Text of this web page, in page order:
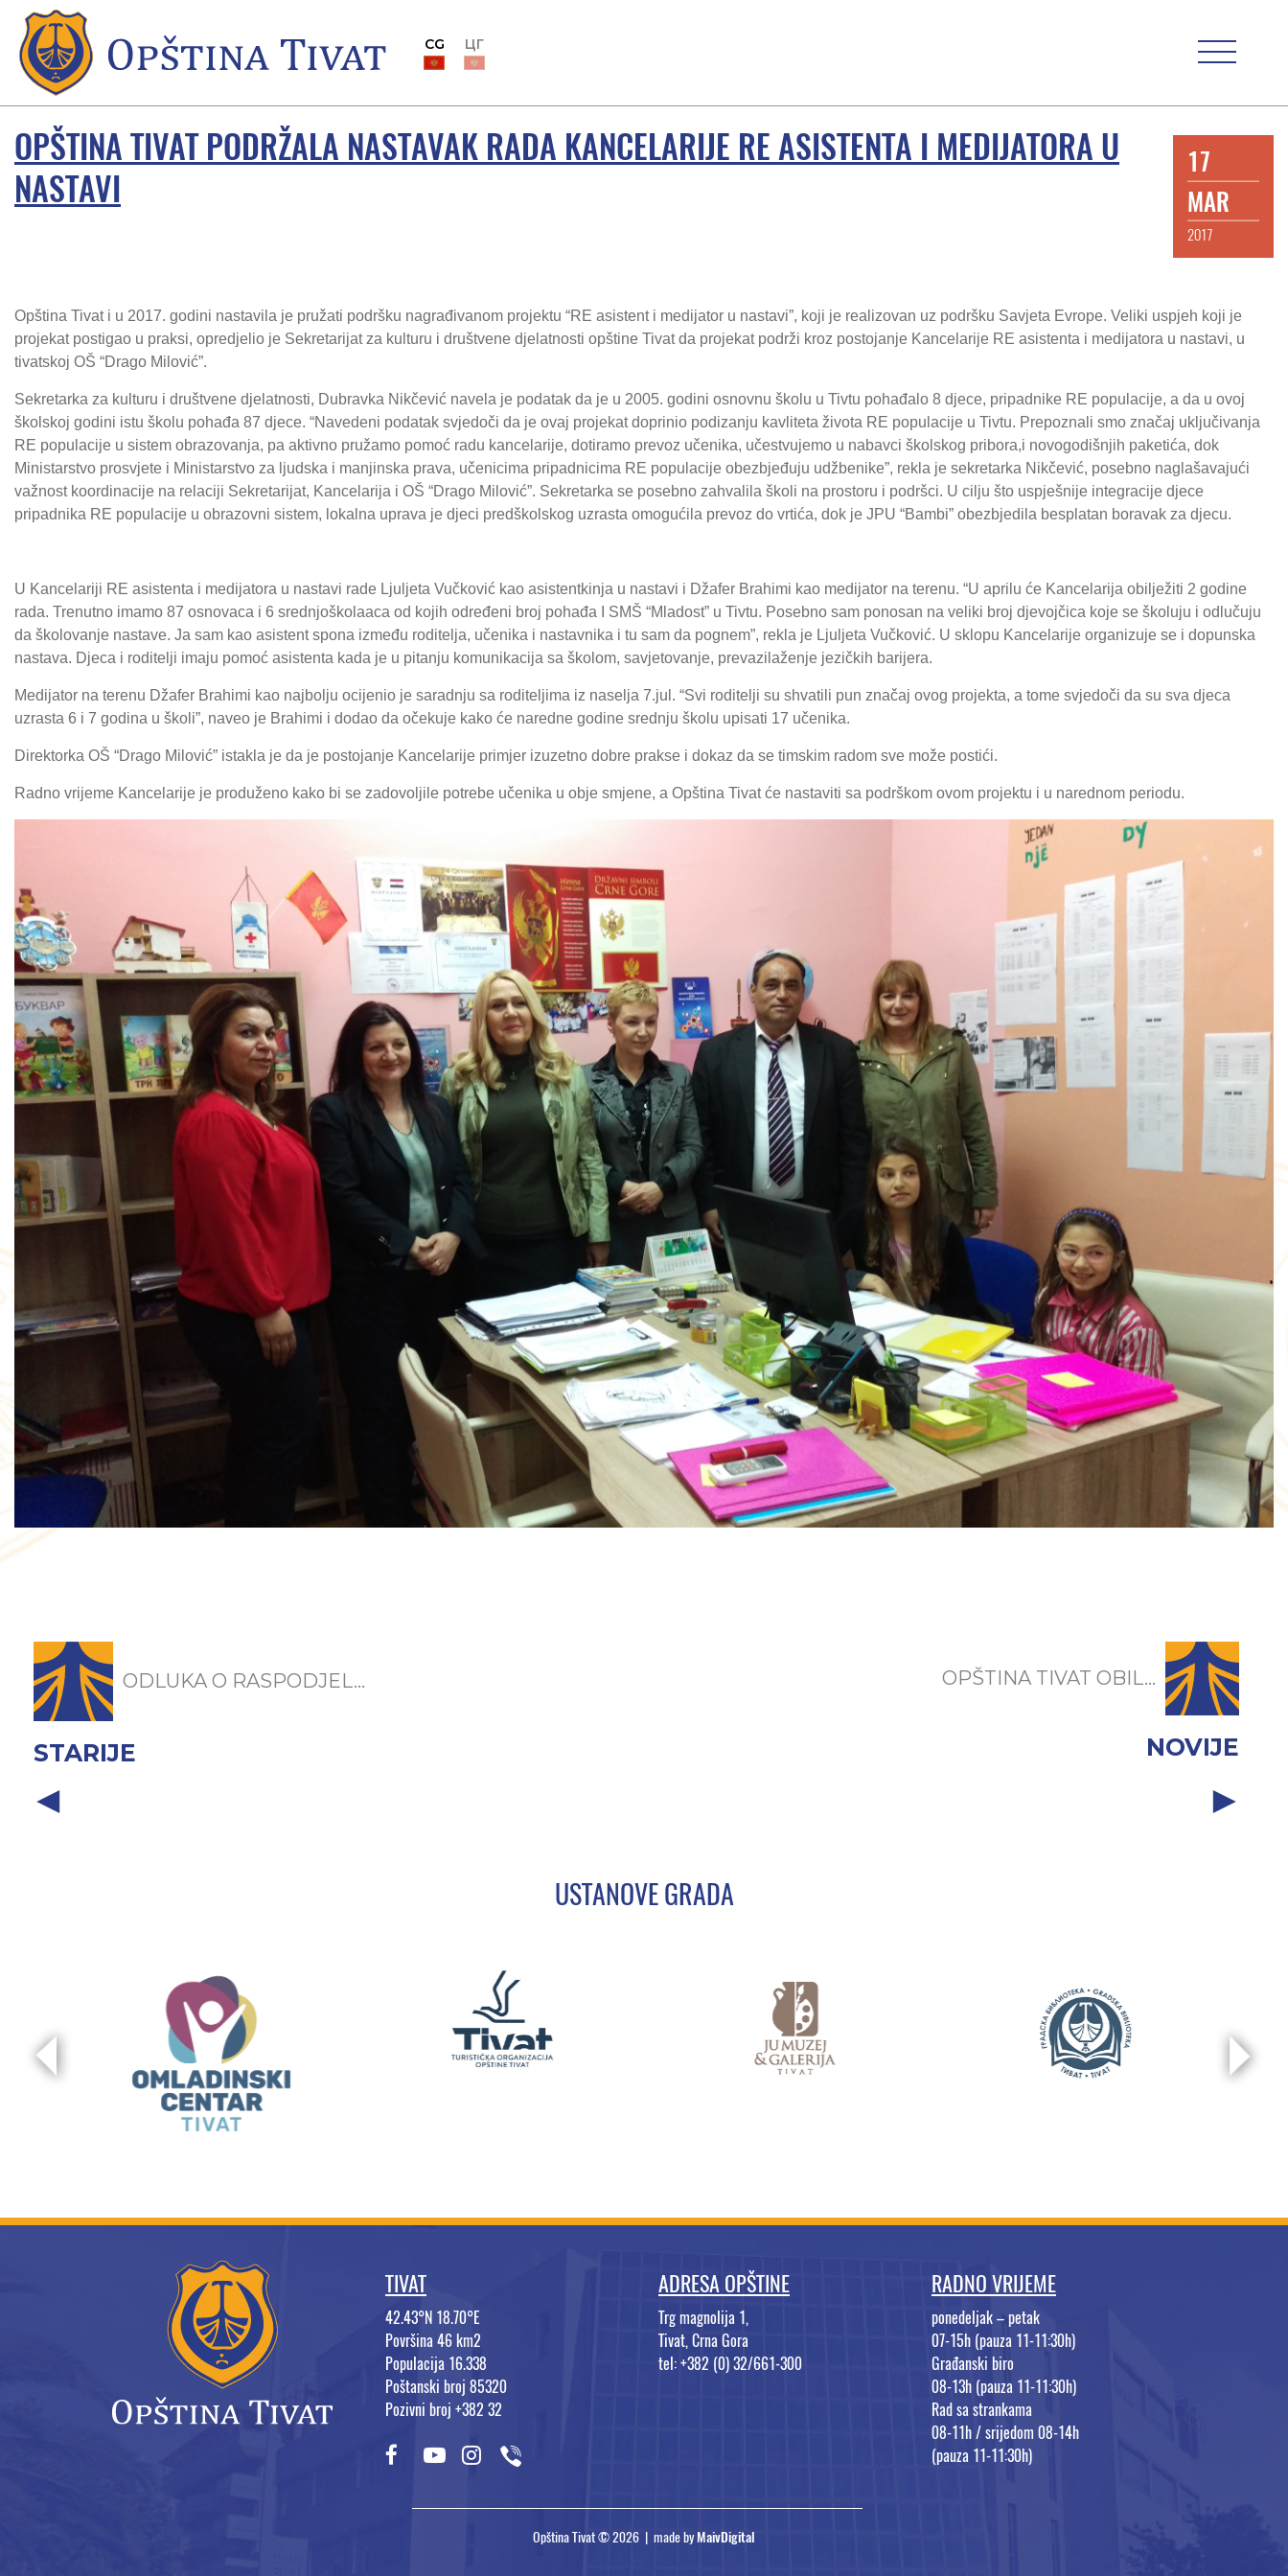
CG ЦГ
OPŠTINA TIVAT PODRŽALA NASTAVAK RADA KANCELARIJE RE ASISTENTA I MEDIJATORA U
NASTAVI
17
MAR
2017
Opština Tivat i u 2017. godini nastavila je pružati podršku nagrađivanom projektu “RE asistent i medijator u nastavi”, koji je realizovan uz podršku Savjeta Evrope. Veliki uspjeh koji je
projekat postigao u praksi, opredjelio je Sekretarijat za kulturu i društvene djelatnosti opštine Tivat da projekat podrži kroz postojanje Kancelarije RE asistenta i medijatora u nastavi, u
tivatskoj OŠ “Drago Milović”.
Sekretarka za kulturu i društvene djelatnosti, Dubravka Nikčević navela je podatak da je u 2005. godini osnovnu školu u Tivtu pohađalo 8 djece, pripadnike RE populacije, a da u ovoj
školskoj godini istu školu pohađa 87 djece. “Navedeni podatak svjedoči da je ovaj projekat doprinio podizanju kavliteta života RE populacije u Tivtu. Prepoznali smo značaj uključivanja
RE populacije u sistem obrazovanja, pa aktivno pružamo pomoć radu kancelarije, dotiramo prevoz učenika, učestvujemo u nabavci školskog pribora,i novogodišnjih paketića, dok
Ministarstvo prosvjete i Ministarstvo za ljudska i manjinska prava, učenicima pripadnicima RE populacije obezbjeđuju udžbenike”, rekla je sekretarka Nikčević, posebno naglašavajući
važnost koordinacije na relaciji Sekretarijat, Kancelarija i OŠ “Drago Milović”. Sekretarka se posebno zahvalila školi na prostoru i podršci. U cilju što uspješnije integracije djece
pripadnika RE populacije u obrazovni sistem, lokalna uprava je djeci predškolskog uzrasta omogućila prevoz do vrtića, dok je JPU “Bambi” obezbjedila besplatan boravak za djecu.
U Kancelariji RE asistenta i medijatora u nastavi rade Ljuljeta Vučković kao asistentkinja u nastavi i Džafer Brahimi kao medijator na terenu. “U aprilu će Kancelarija obilježiti 2 godine
rada. Trenutno imamo 87 osnovaca i 6 srednjoškolaaca od kojih određeni broj pohađa I SMŠ “Mladost” u Tivtu. Posebno sam ponosan na veliki broj djevojčica koje se školuju i odlučuju
da školovanje nastave. Ja sam kao asistent spona između roditelja, učenika i nastavnika i tu sam da pognem”, rekla je Ljuljeta Vučković. U sklopu Kancelarije organizuje se i dopunska
nastava. Djeca i roditelji imaju pomoć asistenta kada je u pitanju komunikacija sa školom, savjetovanje, prevazilaženje jezičkih barijera.
Medijator na terenu Džafer Brahimi kao najbolju ocijenio je saradnju sa roditeljima iz naselja 7.jul. “Svi roditelji su shvatili pun značaj ovog projekta, a tome svjedoči da su sva djeca
uzrasta 6 i 7 godina u školi”, naveo je Brahimi i dodao da očekuje kako će naredne godine srednju školu upisati 17 učenika.
Direktorka OŠ “Drago Milović” istakla je da je postojanje Kancelarije primjer izuzetno dobre prakse i dokaz da se timskim radom sve može postići.
Radno vrijeme Kancelarije je produženo kako bi se zadovoljile potrebe učenika u obje smjene, a Opština Tivat će nastaviti sa podrškom ovom projektu i u narednom periodu.
ODLUKA O RASPODJEL...
STARIJE
OPŠTINA TIVAT OBIL...
NOVIJE
USTANOVE GRADA
TIVAT
42.43°N 18.70°E
Površina 46 km2
Populacija 16.338
Poštanski broj 85320
Pozivni broj +382 32
ADRESA OPŠTINE
Trg magnolija 1,
Tivat, Crna Gora
tel: +382 (0) 32/661-300
RADNO VRIJEME
ponedeljak – petak
07-15h (pauza 11-11:30h)
Građanski biro
08-13h (pauza 11-11:30h)
Rad sa strankama
08-11h / srijedom 08-14h
(pauza 11-11:30h)
Opština Tivat © 2026 | made byMaivDigital